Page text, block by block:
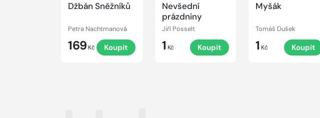
Džbán Sněžníků
Petra Nachtmanová
169 Kč Koupit
Nevšední
prázdniny
Jiří Posselt
1 Kč Koupit
Myšák
Tomáš Dušek
1 Kč Koupit